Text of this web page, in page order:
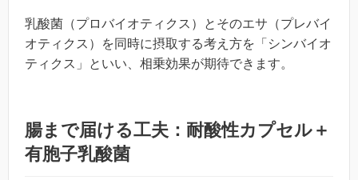
乳酸菌（プロバイオティクス）とそのエサ（プレバイ
オティクス）を同時に摂取する考え方を「シンバイオ
ティクス」といい、相乗効果が期待できます。
腸まで届ける工夫：耐酸性カプセル＋
有胞子乳酸菌